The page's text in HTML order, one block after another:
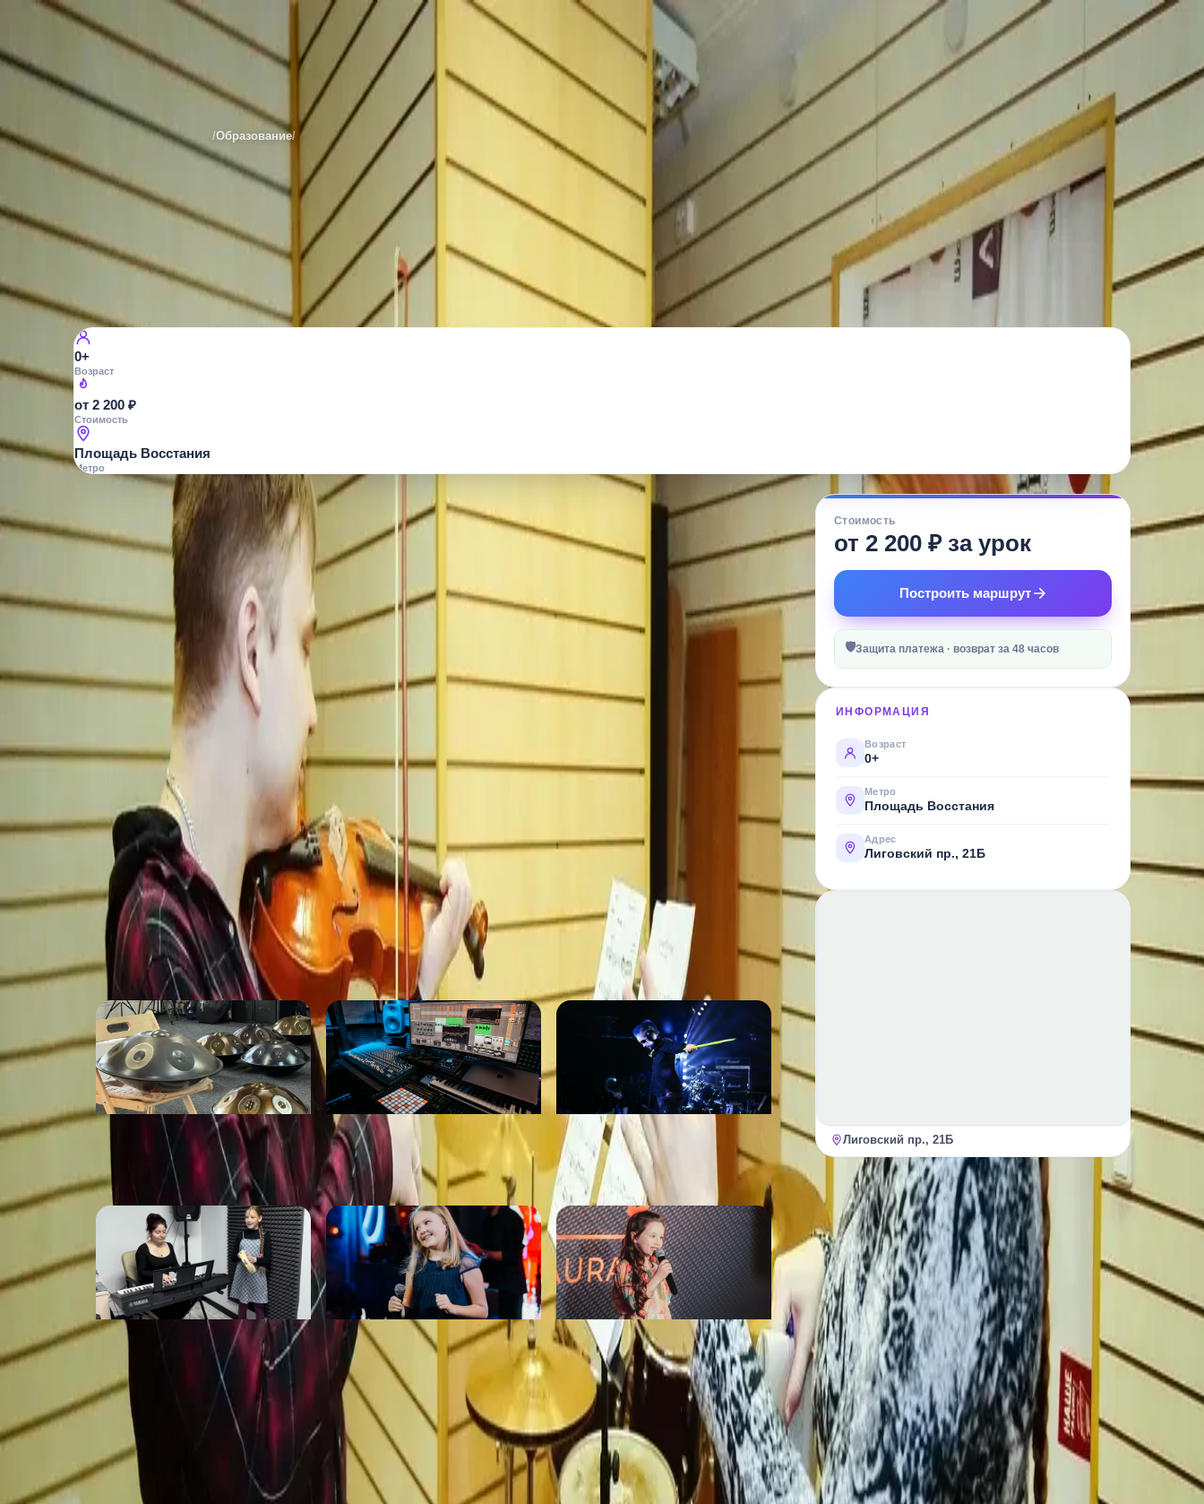
Школа Рока
Санкт-Петербурга /Образование/ Музыкальные Все фото ·
МУЗЫКАЛЬНЫЕ
Школа Рока
Лиговский пр., 21Б
просмотров
0+
Возраст
от 2 200 ₽
Стоимость
Площадь Восстания
Метро
Это не просто уроки — вы внутри настоящего рока с концертами и клипами!
1) Лиговский пр., 21Б
2) 13-я линия Васильевского
острова, 76
4) ул. Есенина, 1к1
Самая драйвовая и нестандартная рок-школа в Питере: это не просто уроки — вы внутри
настоящего рока с концертами и клипами! Дети вместе с учителями осваивают гитару, бас,
барабаны, вокал или клавиши, участвуют в баттлах, решают музыкальные квесты в
интерактивах, помогают собирать группы и побеждать на фестивалях вроде "Живой". Под
саундтреки от классики рока до хитов — репетиции в студии, "Битва вокалистов", Drum
Battle и даже съёмка клипов. Постановка по авторской программе с 2012 года, но с
современным подходом: мастера-музыканты из топ-групп учат в 24 залах с оборудованием,
прямо среди "рок-атмосферы" с концертами каждые 2 недели. Атмосфера полная
адреналина — дети в полном восторге от сцены и друзей, родители тоже (многие говорят,
что это лучше обычных кружков, благодаря фестивалям и бесплатным репетициям!).
ОТЗЫВЫ
ПОХОЖИЕ МЕСТА
Анимара
от 3 500 ₽
Resonance Music Academ
от 2 500 ₽
Sugar Drums
от 2 000 ₽
Solo
от 2 500 ₽
MusicLIFE
от 1 500 ₽
Proмьюз
от 2 000 ₽
Стоимость
от 2 200 ₽ за урок
Построить маршрут
🛡Защита платежа · возврат за 48 часов
ИНФОРМАЦИЯ
Возраст
0+
Метро
Площадь Восстания
Адрес
Лиговский пр., 21Б
Лиговский пр., 21Б
Стоимость· за урок
от 2 200 ₽
Маршрут